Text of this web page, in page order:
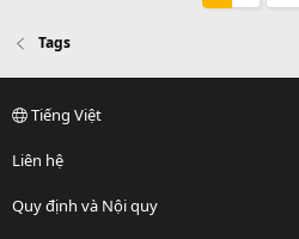
Tags
Tiếng Việt
Liên hệ
Quy định và Nội quy